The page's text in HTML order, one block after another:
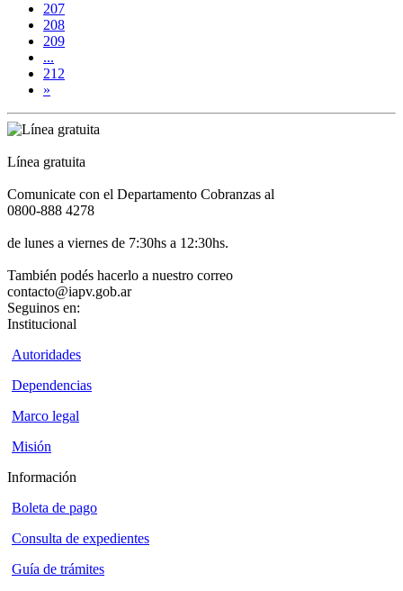
207
208
209
...
212
»
Línea gratuita
Comunicate con el Departamento Cobranzas al
0800-888 4278
de lunes a viernes de 7:30hs a 12:30hs.
También podés hacerlo a nuestro correo
contacto@iapv.gob.ar
Seguinos en:
Institucional
Autoridades
Dependencias
Marco legal
Misión
Información
Boleta de pago
Consulta de expedientes
Guía de trámites